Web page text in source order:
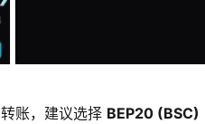
转账，建议选择 BEP20 (BSC)